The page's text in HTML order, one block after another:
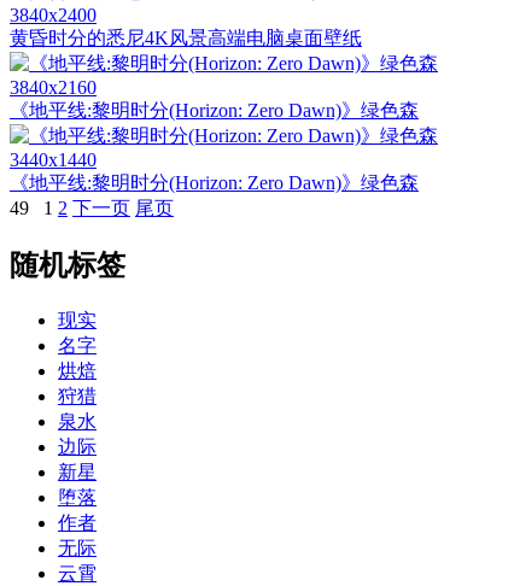
3840x2400
黄昏时分的悉尼4K风景高端电脑桌面壁纸
3840x2160
《地平线:黎明时分(Horizon: Zero Dawn)》绿色森
3440x1440
《地平线:黎明时分(Horizon: Zero Dawn)》绿色森
49
1 2 下一页 尾页
随机标签
现实
名字
烘焙
狩猎
泉水
边际
新星
堕落
作者
无际
云霄